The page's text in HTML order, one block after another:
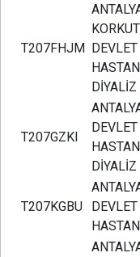
T207FHJM DEVLET
T207GZKI
DEVLET
T207KGBU
DEVLET